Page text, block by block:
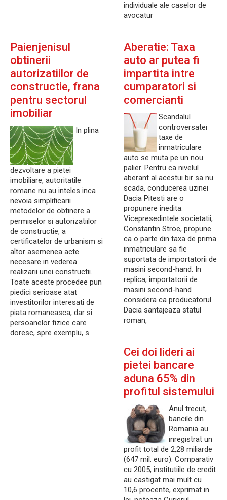
individuale ale caselor de
avocatur
Paienjenisul
obtinerii
autorizatiilor de
constructie, frana
pentru sectorul
imobiliar
In plina
dezvoltare a pietei
imobiliare, autoritatile
romane nu au inteles inca
nevoia simplificarii
metodelor de obtinere a
permiselor si autorizatiilor
de constructie, a
certificatelor de urbanism si
altor asemenea acte
necesare in vederea
realizarii unei constructii.
Toate aceste procedee pun
piedici serioase atat
investitorilor interesati de
piata romaneasca, dar si
persoanelor fizice care
doresc, spre exemplu, s
Aberatie: Taxa
auto ar putea fi
impartita intre
cumparatori si
comercianti
Scandalul
controversatei
taxe de
inmatriculare
auto se muta pe un nou
palier. Pentru ca nivelul
aberant al acestui bir sa nu
scada, conducerea uzinei
Dacia Pitesti are o
propunere inedita.
Vicepresedintele societatii,
Constantin Stroe, propune
ca o parte din taxa de prima
inmatriculare sa fie
suportata de importatorii de
masini second-hand. In
replica, importatorii de
masini second-hand
considera ca producatorul
Dacia santajeaza statul
roman,
Cei doi lideri ai
pietei bancare
aduna 65% din
profitul sistemului
Anul trecut,
bancile din
Romania au
inregistrat un
profit total de 2,28 miliarde
(647 mil. euro). Comparativ
cu 2005, institutiile de credit
au castigat mai mult cu
10,6 procente, exprimat in